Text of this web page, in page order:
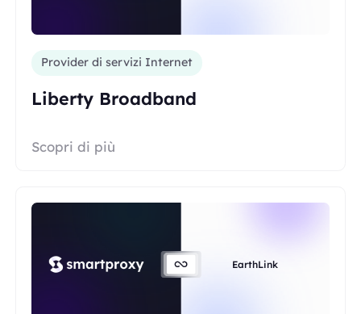
Provider di servizi Internet
Liberty Broadband
Scopri di più
EarthLink